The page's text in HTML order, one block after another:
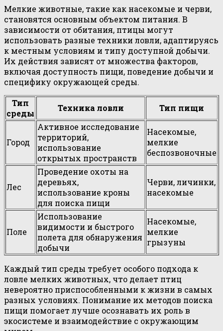
Мелкие животные, такие как насекомые и черви,
становятся основным объектом питания. В
зависимости от обитания, птицы могут
использовать разные техники ловли, адаптируясь
к местным условиям и типу доступной добычи.
Их действия зависят от множества факторов,
включая доступность пищи, поведение добычи и
специфику окружающей среды.
Тип
среды
Техника ловли Тип пищи
Город
Активное исследование
территорий,
использование
открытых пространств
Насекомые,
мелкие
беспозвоночные
Лес
Проведение охоты на
деревьях,
использование кроны
для поиска пищи
Черви, личинки,
насекомые
Поле
Использование
видимости и быстрого
полета для обнаружения
добычи
Насекомые,
мелкие
грызуны
Каждый тип среды требует особого подхода к
ловле мелких животных, что делает птиц
невероятно приспособленными к жизни в самых
разных условиях. Понимание их методов поиска
пищи помогает лучше осознавать их роль в
экосистеме и взаимодействие с окружающим